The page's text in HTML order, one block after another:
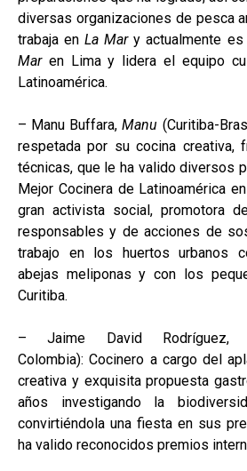
diversas organizaciones de pesca
trabaja enLa Mary actualmente
Maren Lima y lidera el equipo
Latinoamérica.
– Manu Buffara,Manu (Curitiba-
respetada por su cocina creativa,
técnicas, que le ha valido diversos
Mejor Cocinera de Latinoamérica
gran activista social, promotora
responsables y de acciones de
trabajo en los huertos urbanos
abejas meliponas y con los
Curitiba.
– Jaime David Rodríguez,
Colombia): Cocinero a cargo del
creativa y exquisita propuesta
años investigando la
convirtiéndola una fiesta en sus
ha valido reconocidos premios